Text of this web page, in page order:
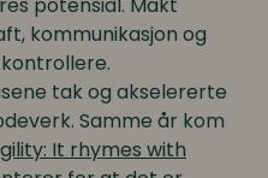
kommunikasjon og
tak og akselererte
Samme år kom
It rhymes with